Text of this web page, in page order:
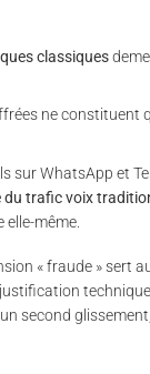
classiques
ne constituent
sur WhatsApp et
du trafic voix
même.
« fraude » sert
technique.
second